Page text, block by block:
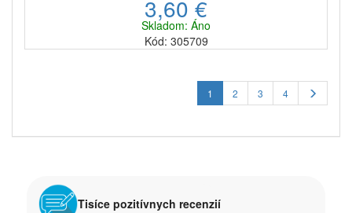
3,60 €
Skladom: Áno
Kód: 305709
1 2 3 4
Tisíce pozitívnych recenzií